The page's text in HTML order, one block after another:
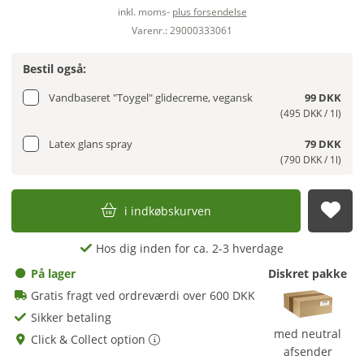
inkl. moms- plus forsendelse
Varenr.: 29000333061
Bestil også:
Vandbaseret "Toygel" glidecreme, vegansk 99 DKK
(495 DKK / 1l)
Latex glans spray 79 DKK
(790 DKK / 1l)
i indkøbskurven
Hos dig inden for ca. 2-3 hverdage
På lager
Gratis fragt ved ordreværdi over 600 DKK
Sikker betaling
Click & Collect option
Diskret pakke
med neutral
afsender